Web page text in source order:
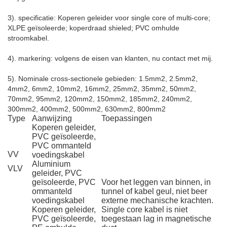
3). specificatie: Koperen geleider voor single core of multi-core;
XLPE geïsoleerde; koperdraad shieled; PVC omhulde
stroomkabel.
4). markering: volgens de eisen van klanten, nu contact met mij.
5). Nominale cross-sectionele gebieden: 1.5mm2, 2.5mm2,
4mm2, 6mm2, 10mm2, 16mm2, 25mm2, 35mm2, 50mm2,
70mm2, 95mm2, 120mm2, 150mm2, 185mm2, 240mm2,
300mm2, 400mm2, 500mm2, 630mm2, 800mm2
Type Aanwijzing Toepassingen
VV
VLV
Koperen geleider,
PVC geïsoleerde,
PVC ommanteld
voedingskabel
Aluminium
geleider, PVC
geïsoleerde, PVC
ommanteld
voedingskabel
Voor het leggen van binnen, in
tunnel of kabel geul, niet beer
externe mechanische krachten.
Single core kabel is niet
toegestaan lag in magnetische
Koperen geleider,
PVC geïsoleerde,